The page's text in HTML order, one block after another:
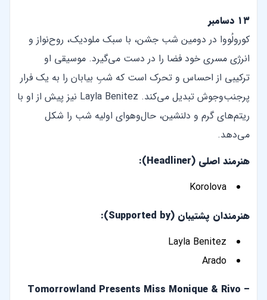
۱۳ دسامبر
کورولُووا در دومین شب جشن، با سبک ملودیک، روح‌نواز و
انرژی مسری خود فضا را در دست می‌گیرد. موسیقی او
ترکیبی از احساس و تحرک است که شبِ بیابان را به یک فرار
پرجنب‌وجوش تبدیل می‌کند. Layla Benitez نیز پیش از او با
ریتم‌های گرم و دلنشین، حال‌وهوای اولیه شب را شکل
می‌دهد.
هنرمند اصلی (Headliner):
Korolova
هنرمندان پشتیبان (Supported by):
Layla Benitez
Arado
Tomorrowland Presents Miss Monique & Rivo –